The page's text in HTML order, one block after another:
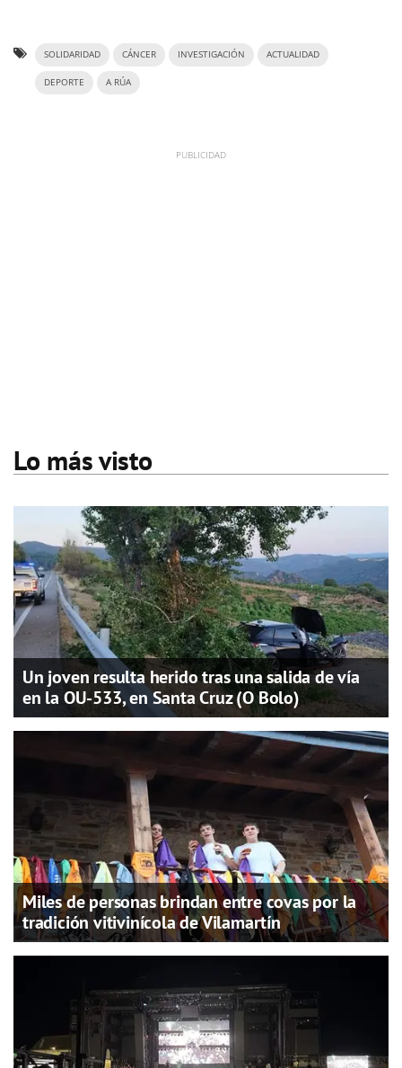
SOLIDARIDAD CÁNCER INVESTIGACIÓN ACTUALIDAD
DEPORTE A RÚA
Lo más visto
Un joven resulta herido tras una salida de vía
en la OU-533, en Santa Cruz (O Bolo)
Miles de personas brindan entre covas por la
tradición vitivinícola de Vilamartín